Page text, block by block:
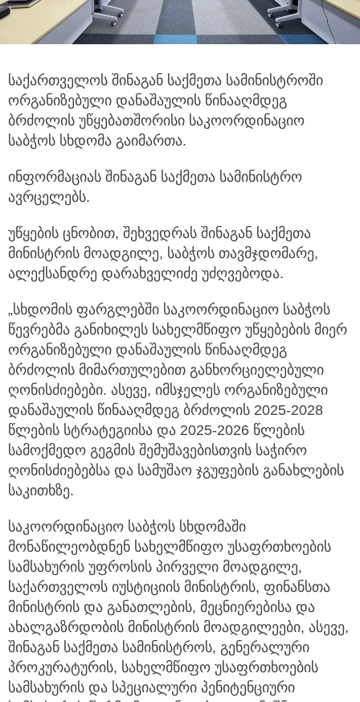
საქართველოს შინაგან საქმეთა სამინისტროში
ორგანიზებული დანაშაულის წინააღმდეგ
ბრძოლის უწყებათშორისი საკოორდინაციო
საბჭოს სხდომა გაიმართა.
ინფორმაციას შინაგან საქმეთა სამინისტრო
ავრცელებს.
უწყების ცნობით, შეხვედრას შინაგან საქმეთა
მინისტრის მოადგილე, საბჭოს თავმჯდომარე,
ალექსანდრე დარახველიძე უძღვებოდა.
„სხდომის ფარგლებში საკოორდინაციო საბჭოს
წევრებმა განიხილეს სახელმწიფო უწყებების მიერ
ორგანიზებული დანაშაულის წინააღმდეგ
ბრძოლის მიმართულებით განხორციელებული
ღონისძიებები. ასევე, იმსჯელეს ორგანიზებული
დანაშაულის წინააღმდეგ ბრძოლის 2025-2028
წლების სტრატეგიისა და 2025-2026 წლების
სამოქმედო გეგმის შემუშავებისთვის საჭირო
ღონისძიებებსა და სამუშაო ჯგუფების განახლების
საკითხზე.
საკოორდინაციო საბჭოს სხდომაში
მონაწილეობდნენ სახელმწიფო უსაფრთხოების
სამსახურის უფროსის პირველი მოადგილე,
საქართველოს იუსტიციის მინისტრის, ფინანსთა
მინისტრის და განათლების, მეცნიერებისა და
ახალგაზრდობის მინისტრის მოადგილეები, ასევე,
შინაგან საქმეთა სამინისტროს, გენერალური
პროკურატურის, სახელმწიფო უსაფრთხოების
სამსახურის და სპეციალური პენიტენციური